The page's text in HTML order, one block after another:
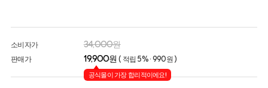
소비자가 34,000원
판매가 19,900원 ( 적립 5% · 990원 )
공식몰이 가장 합리적이에요!